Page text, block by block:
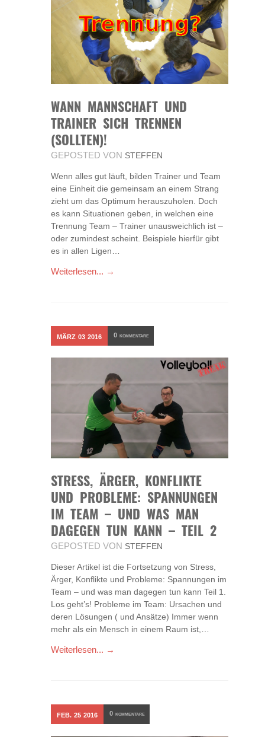
WANN MANNSCHAFT UND
TRAINER SICH TRENNEN
(SOLLTEN)!
GEPOSTED VON STEFFEN
Wenn alles gut läuft, bilden Trainer und Team
eine Einheit die gemeinsam an einem Strang
zieht um das Optimum herauszuholen. Doch
es kann Situationen geben, in welchen eine
Trennung Team – Trainer unausweichlich ist –
oder zumindest scheint. Beispiele hierfür gibt
es in allen Ligen…
Weiterlesen... →
MÄRZ 03 2016 0 KOMMENTARE
STRESS, ÄRGER, KONFLIKTE
UND PROBLEME: SPANNUNGEN
IM TEAM – UND WAS MAN
DAGEGEN TUN KANN – TEIL 2
GEPOSTED VON STEFFEN
Dieser Artikel ist die Fortsetzung von Stress,
Ärger, Konflikte und Probleme: Spannungen im
Team – und was man dagegen tun kann Teil 1.
Los geht’s! Probleme im Team: Ursachen und
deren Lösungen ( und Ansätze) Immer wenn
mehr als ein Mensch in einem Raum ist,…
Weiterlesen... →
FEB. 25 2016 0 KOMMENTARE